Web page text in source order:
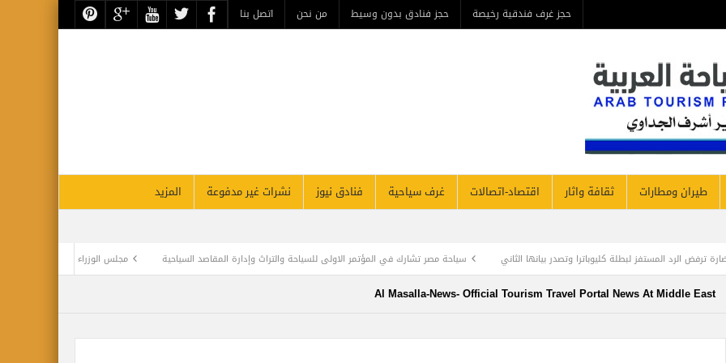
حجز غرف فندقية رخيصة حجز فنادق بدون وسيط من نحن اتصل بنا
طيران ومطارات ثقافة واثار اقتصاد-اتصالات غرف سياحية فنادق نيوز نشرات غير مدفوعة
المزيد
لبطلة كليوباترا وتصدر بيانها الثاني سياحة مصر تشارك في المؤتمر الاولى للسياحة والتراث وإدارة المقاصد السياحية
مجلس الوزراء المصري يقرر دعم قطاع السياحة ب 10 مليارات جنيه
Al Masalla-News- Official Tourism Travel Portal News At Middle East